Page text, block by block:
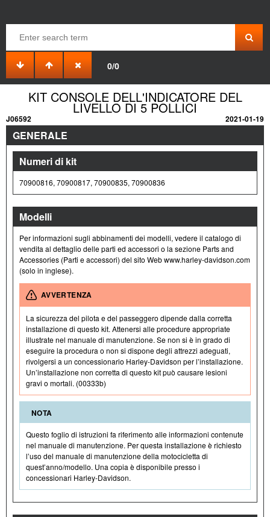
0/0
KIT CONSOLE DELL'INDICATORE DEL
LIVELLO DI 5 POLLICI
J06592 2021-01-19
GENERALE
Numeri di kit
70900816, 70900817, 70900835, 70900836
Modelli
Per informazioni sugli abbinamenti dei modelli, vedere il catalogo di
vendita al dettaglio delle parti ed accessori o la sezione Parts and
Accessories (Parti e accessori) del sito Web www.harley-davidson.com
(solo in inglese).
AVVERTENZA
La sicurezza del pilota e del passeggero dipende dalla corretta
installazione di questo kit. Attenersi alle procedure appropriate
illustrate nel manuale di manutenzione. Se non si è in grado di
eseguire la procedura o non si dispone degli attrezzi adeguati,
rivolgersi a un concessionario Harley-Davidson per l’installazione.
Un’installazione non corretta di questo kit può causare lesioni
gravi o mortali. (00333b)
NOTA
Questo foglio di istruzioni fa riferimento alle informazioni contenute
nel manuale di manutenzione. Per questa installazione è richiesto
l’uso del manuale di manutenzione della motocicletta di
quest’anno/modello. Una copia è disponibile presso i
concessionari Harley-Davidson.